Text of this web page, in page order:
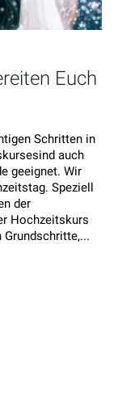
Euch
Schritten in
auch
geeignet. Wir
Speziell
der
Hochzeitskurs